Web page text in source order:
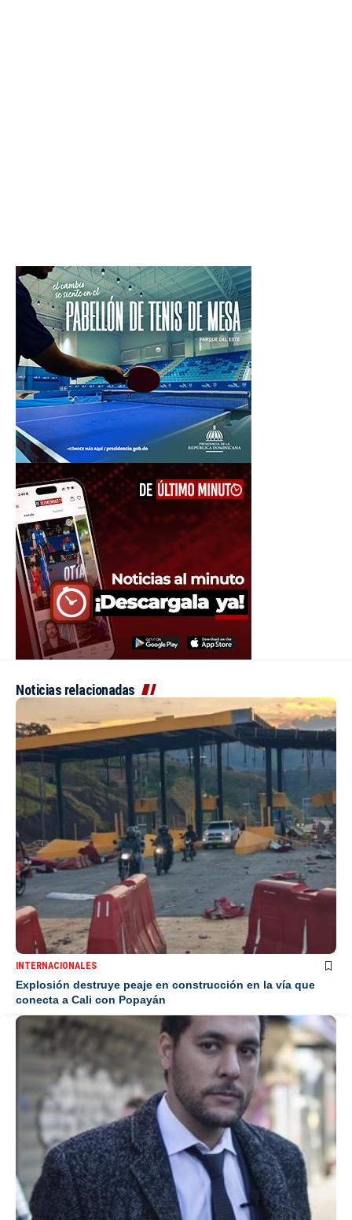
Noticias relacionadas
INTERNACIONALES
Explosión destruye peaje en construcción en la vía que
conecta a Cali con Popayán